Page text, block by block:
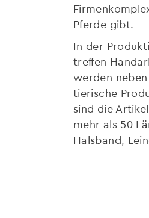
Pferde gibt.
In der
treffen
werden
tierische
sind die
mehr als 50
Halsband,